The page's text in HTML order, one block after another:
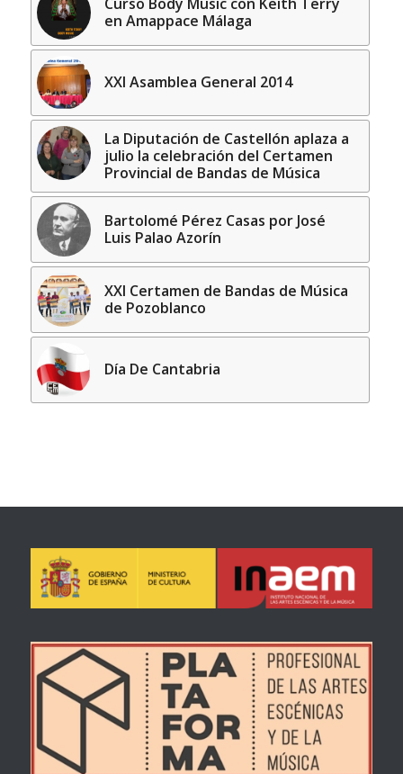
en Amappace Málaga
XXI Asamblea General 2014
La Diputación de Castellón aplaza a
julio la celebración del Certamen
Provincial de Bandas de Música
Bartolomé Pérez Casas por José
Luis Palao Azorín
XXI Certamen de Bandas de Música
de Pozoblanco
Día De Cantabria